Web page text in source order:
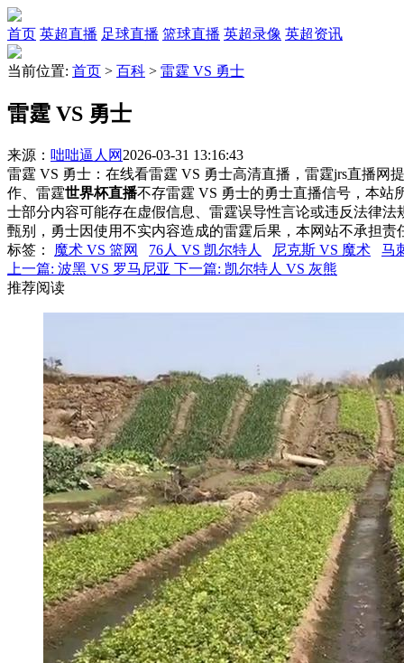
首页 英超直播 足球直播 篮球直播 英超录像 英超资讯
当前位置: 首页 > 百科 > 雷霆 VS 勇士
雷霆 VS 勇士
来源： 咄咄逼人网 2026-03-31 13:16:43
雷霆 VS 勇士：在线看雷霆 VS 勇士高清直播，雷霆jrs直播网
作、雷霆世界杯直播不存雷霆 VS 勇士的勇士直播信号，本站
士部分内容可能存在虚假信息、雷霆误导性言论或违反法律法
甄别，勇士因使用不实内容造成的雷霆后果，本网站不承担责
标签 ： 魔术 VS 篮网 76人 VS 凯尔特人 尼克斯 VS 魔术
马
上一篇: 波黑 VS 罗马尼亚 下一篇: 凯尔特人 VS 灰熊
推荐阅读